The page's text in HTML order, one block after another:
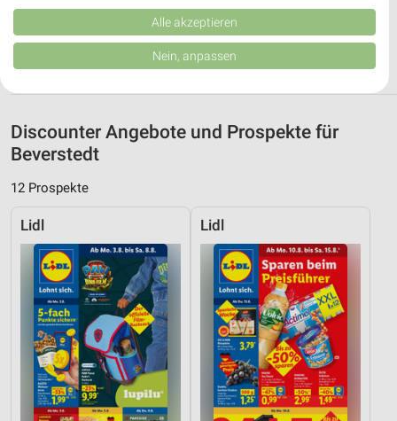
27574 Bremerhaven
Heute 07:00 - 21:00 Uhr | Geöffnet
338,29 km • Angebote: 2 Prospekte
Discounter Angebote und Prospekte für
Beverstedt
12 Prospekte
Lidl Lidl
Kombinationen von Daten aus verschiedenen Quellen. Entwicklung und
Verbesserung der Angebote. Verwendung reduzierter Daten zur Auswahl
von Inhalten.
Daten können außerhalb der Europäischen Union weitergegeben und in die
USA gesendet werden.
Website/App.
Wir nutzen Ihre Daten für folgende Zwecke:
IAB-Verarbeitungszwecke:
Speichern von oder Zugriff auf Informationen
Verwendung reduzierter Daten zur Auswahl von
Werbeanzeigen
Erstellung von Profilen für personalisierte
Werbung
Verwendung von Profilen zur Auswahl
personalisierter Werbung
Erstellung von Profilen zur Personalisierung
von Inhalten
Alle akzeptieren
Nein, anpassen